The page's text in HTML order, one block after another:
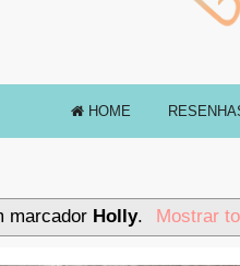
HOME
marcador Holly. Mostrar